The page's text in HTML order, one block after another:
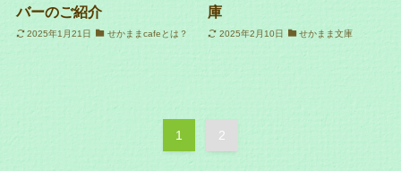
バーのご紹介
2025年1月21日 せかままcafeとは？
庫
2025年2月10日 せかまま文庫
1 2